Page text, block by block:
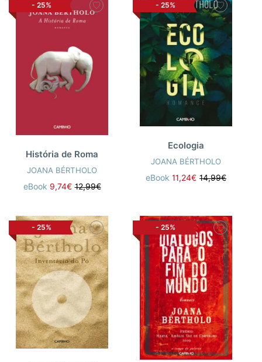
- 25%
História de Roma
JOANA BÉRTHOLO
eBook 9,74€ 12,99€
- 25%
Ecologia
JOANA BÉRTHOLO
eBook 11,24€ 14,99€
- 25% - 25%